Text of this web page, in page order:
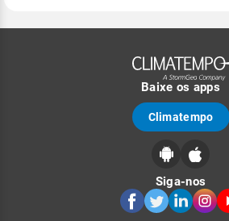
Baixe os apps
Climatempo
Siga-nos